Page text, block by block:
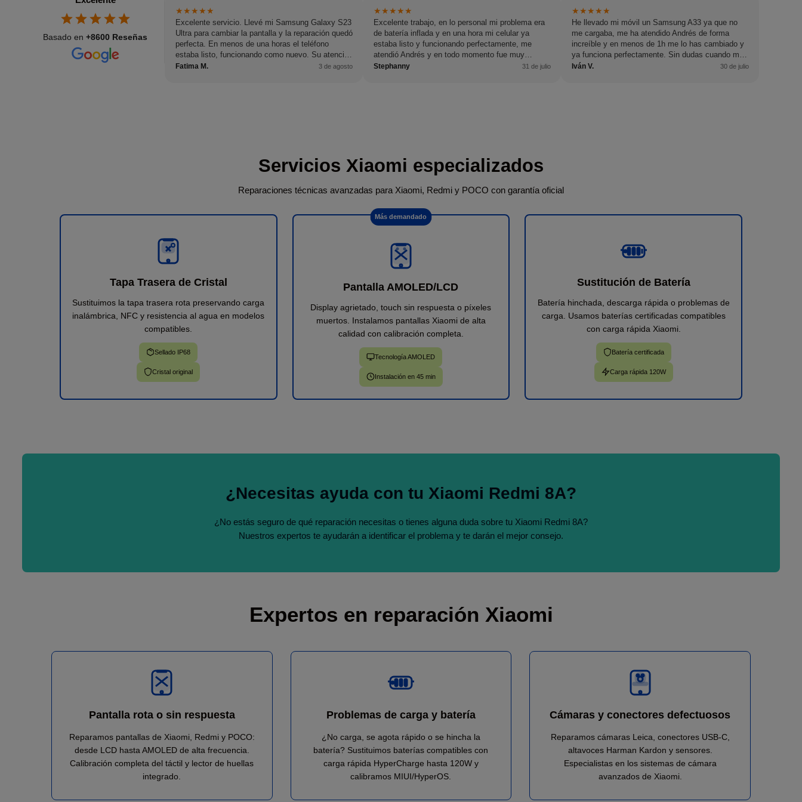
Basado en +8600 Reseñas
★★★★★
Excelente servicio. Llevé mi Samsung Galaxy S23
Ultra para cambiar la pantalla y la reparación quedó
perfecta. En menos de una horas el teléfono
estaba listo, funcionando como nuevo. Su atención
fue excelente: muy amable, profesional y atento en
Fatima M. 3 de agosto
★★★★★
Excelente trabajo, en lo personal mi problema era
de batería inflada y en una hora mi celular ya
estaba listo y funcionando perfectamente, me
atendió Andrés y en todo momento fue muy
amable.
Stephanny 31 de julio
★★★★★
He llevado mi móvil un Samsung A33 ya que no
me cargaba, me ha atendido Andrés de forma
increíble y en menos de 1h me lo has cambiado y
ya funciona perfectamente. Sin dudas cuando me
pase algo, volveré.
Iván V. 30 de julio
Servicios Xiaomi especializados
Reparaciones técnicas avanzadas para Xiaomi, Redmi y POCO con garantía oficial
Tapa Trasera de Cristal
Sustituimos la tapa trasera rota preservando carga
inalámbrica, NFC y resistencia al agua en modelos
compatibles.
Sellado IP68
Cristal original
Más demandado
Pantalla AMOLED/LCD
Display agrietado, touch sin respuesta o píxeles
muertos. Instalamos pantallas Xiaomi de alta
calidad con calibración completa.
Tecnología AMOLED
Instalación en 45 min
Sustitución de Batería
Batería hinchada, descarga rápida o problemas de
carga. Usamos baterías certificadas compatibles
con carga rápida Xiaomi.
Batería certificada
Carga rápida 120W
¿Necesitas ayuda con tu Xiaomi Redmi 8A?
¿No estás seguro de qué reparación necesitas o tienes alguna duda sobre tu Xiaomi Redmi 8A?
Nuestros expertos te ayudarán a identificar el problema y te darán el mejor consejo.
Expertos en reparación Xiaomi
Pantalla rota o sin respuesta
Reparamos pantallas de Xiaomi, Redmi y POCO:
desde LCD hasta AMOLED de alta frecuencia.
Calibración completa del táctil y lector de huellas
integrado.
Problemas de carga y batería
¿No carga, se agota rápido o se hincha la
batería? Sustituimos baterías compatibles con
carga rápida HyperCharge hasta 120W y
calibramos MIUI/HyperOS.
Cámaras y conectores defectuosos
Reparamos cámaras Leica, conectores USB-C,
altavoces Harman Kardon y sensores.
Especialistas en los sistemas de cámara
avanzados de Xiaomi.